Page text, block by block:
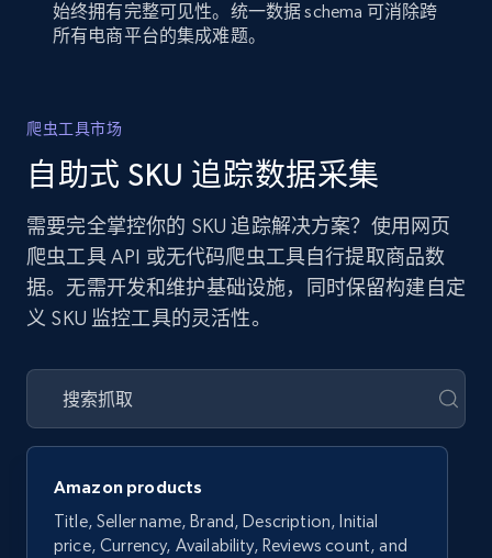
始终拥有完整可见性。统一数据 schema 可消除跨
所有电商平台的集成难题。
爬虫工具市场
自助式 SKU 追踪数据采集
需要完全掌控你的 SKU 追踪解决方案？使用网页
爬虫工具 API 或无代码爬虫工具自行提取商品数
据。无需开发和维护基础设施，同时保留构建自定
义 SKU 监控工具的灵活性。
Amazon products
Title, Seller name, Brand, Description, Initial
price, Currency, Availability, Reviews count, and